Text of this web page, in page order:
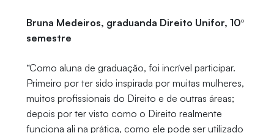
Bruna Medeiros, graduanda Direito Unifor, 10º
semestre
“Como aluna de graduação, foi incrível participar.
Primeiro por ter sido inspirada por muitas mulheres,
muitos profissionais do Direito e de outras áreas;
depois por ter visto como o Direito realmente
funciona ali na prática, como ele pode ser utilizado